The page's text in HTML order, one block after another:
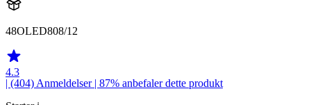
48OLED808/12
4.3
| (404) Anmeldelser| 87% anbefaler dette produkt